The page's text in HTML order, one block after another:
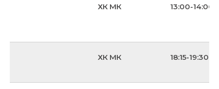
ХК МК 13:00-14:00
ХК МК 18:15-19:30